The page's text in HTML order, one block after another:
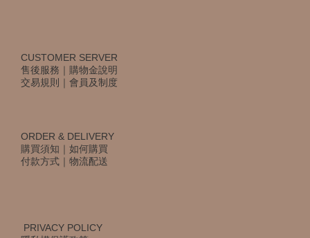
CUSTOMER SERVER
售後服務 ｜ 購物金說明
交易規則
｜ 會員及制度
ORDER & DELIVERY
購買須知 ｜ 如何購買
付款方式 ｜ 物流配送
PRIVACY POLICY